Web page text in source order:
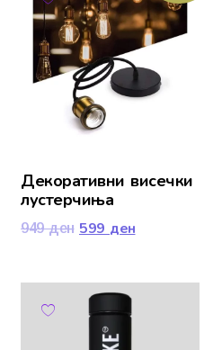
Декоративни висечки
лустерчиња
949ден 599 ден